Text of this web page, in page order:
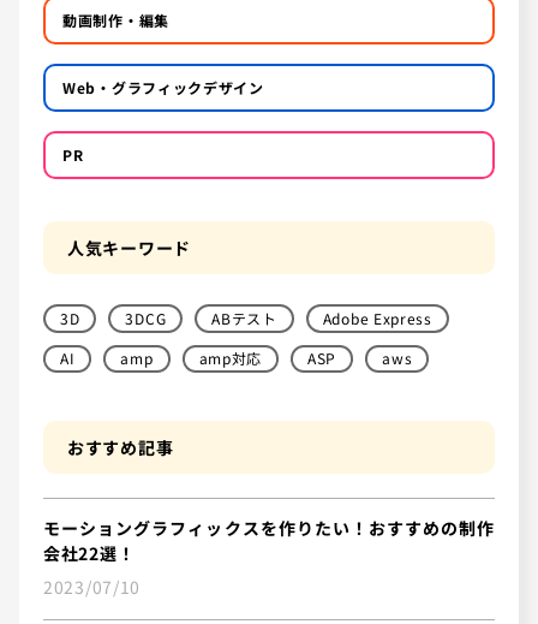
動画制作・編集
Web・グラフィックデザイン
PR
人気キーワード
3D 3DCG ABテスト
Adobe Express
AI
amp amp対応 ASP aws
おすすめ記事
モーショングラフィックスを作りたい！おすすめの制作
会社22選！
2023/07/10